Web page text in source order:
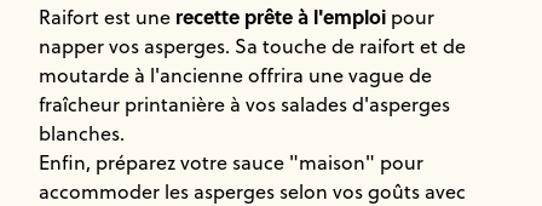
Raifort est une recette prête à l'emploi pour
napper vos asperges. Sa touche de raifort et de
moutarde à l'ancienne offrira une vague de
fraîcheur printanière à vos salades d'asperges
blanches.
Enfin, préparez votre sauce "maison" pour
accommoder les asperges selon vos goûts avec